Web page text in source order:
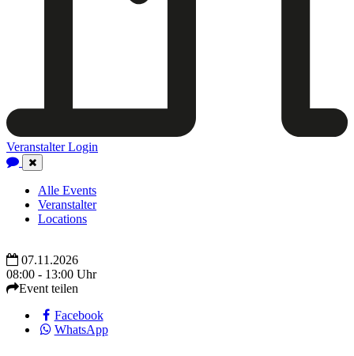
Veranstalter Login
Close
Navigation
Alle Events
Veranstalter
Locations
07.11.2026
08:00 - 13:00 Uhr
Event teilen
Facebook
WhatsApp